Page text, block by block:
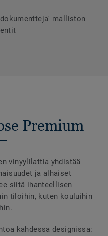
malliston
Premium
vinyylilattia yhdistää
ja alhaiset
siitä ihanteellisen
tiloihin, kuten kouluihin
kahdessa designissa: